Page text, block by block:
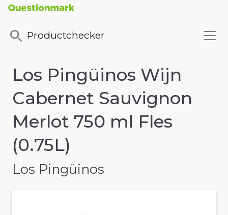
Productchecker
Los Pingüinos Wijn
Cabernet Sauvignon
Merlot 750 ml Fles
(0.75L)
Los Pingüinos